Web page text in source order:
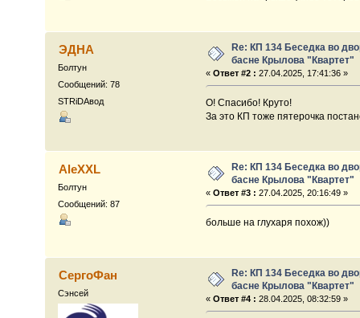
ЭДНА
Болтун
Сообщений: 78
STRiDAвод
Re: КП 134 Беседка во
басне Крылова "Квартет"
« Ответ #2 : 27.04.2025, 17:41:36 »
О! Спасибо! Круто!
За это КП тоже пятерочка
AleXXL
Болтун
Сообщений: 87
Re: КП 134 Беседка во
басне Крылова "Квартет"
« Ответ #3 : 27.04.2025, 20:16:49 »
больше на глухаря похож))
СергоФан
Сэнсей
Re: КП 134 Беседка во
басне Крылова "Квартет"
« Ответ #4 : 28.04.2025, 08:32:59 »